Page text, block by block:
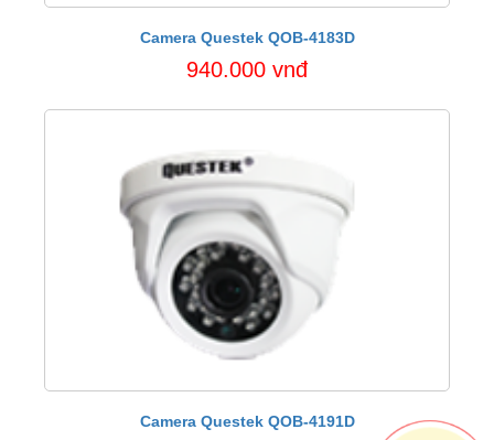
Camera Questek QOB-4183D
940.000 vnđ
Camera Questek QOB-4191D